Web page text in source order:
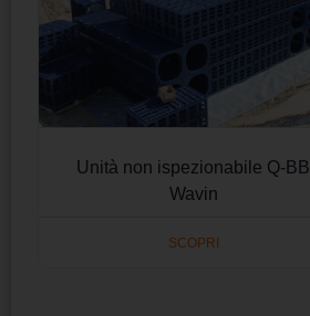
Unità non ispezionabile Q-BB
Wavin
SCOPRI